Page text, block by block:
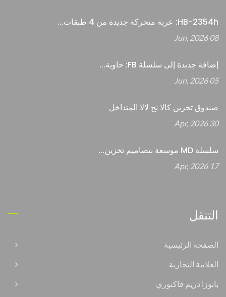
HB-2354h: عربة متحركة جديدة من 4 طبقات...
08 Jun, 2026
إضافة جديدة إلى سلسلة FB: حاوية...
05 Jun, 2026
صندوق تخزين كالا نج لالا المتداخل
30 Apr, 2026
سلسلة MD موسعة بتصاميم تخزين...
17 Apr, 2026
التنقل
الصفحة الرئيسية
العلامة التجارية
بابوزا دريم فاكتوري